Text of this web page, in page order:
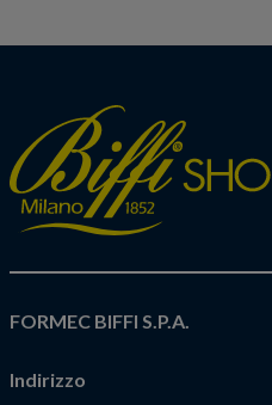
FORMEC BIFFI S.P.A.
Indirizzo